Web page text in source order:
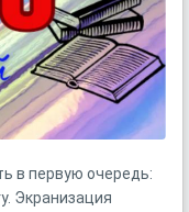
в первую очередь:
Экранизация